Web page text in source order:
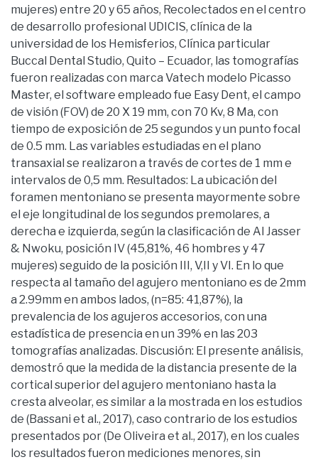
mujeres) entre 20 y 65 años, Recolectados en el centro
de desarrollo profesional UDICIS, clínica de la
universidad de los Hemisferios, Clínica particular
Buccal Dental Studio, Quito – Ecuador, las tomografías
fueron realizadas con marca Vatech modelo Picasso
Master, el software empleado fue Easy Dent, el campo
de visión (FOV) de 20 X 19 mm, con 70 Kv, 8 Ma, con
tiempo de exposición de 25 segundos y un punto focal
de 0.5 mm. Las variables estudiadas en el plano
transaxial se realizaron a través de cortes de 1 mm e
intervalos de 0,5 mm. Resultados: La ubicación del
foramen mentoniano se presenta mayormente sobre
el eje longitudinal de los segundos premolares, a
derecha e izquierda, según la clasificación de Al Jasser
& Nwoku, posición IV (45,81%, 46 hombres y 47
mujeres) seguido de la posición III, V,II y VI. En lo que
respecta al tamaño del agujero mentoniano es de 2mm
a 2.99mm en ambos lados, (n=85: 41,87%), la
prevalencia de los agujeros accesorios, con una
estadística de presencia en un 39% en las 203
tomografías analizadas. Discusión: El presente análisis,
demostró que la medida de la distancia presente de la
cortical superior del agujero mentoniano hasta la
cresta alveolar, es similar a la mostrada en los estudios
de (Bassani et al., 2017), caso contrario de los estudios
presentados por (De Oliveira et al., 2017), en los cuales
los resultados fueron mediciones menores, sin